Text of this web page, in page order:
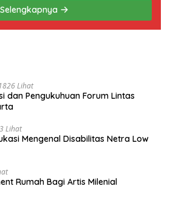
Selengkapnya
1826 Lihat
dan Pengukuhuan Forum Lintas
Lihat
Mengenal Disabilitas Netra Low
Rumah Bagi Artis Milenial